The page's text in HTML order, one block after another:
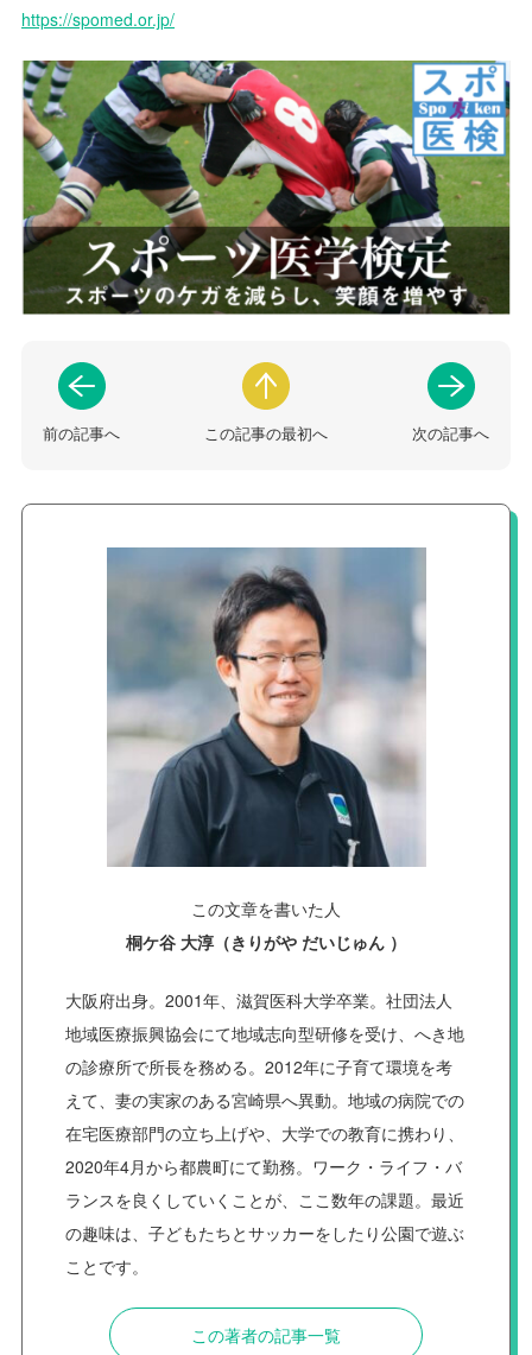
https://spomed.or.jp/
前の記事へ この記事の最初へ 次の記事へ
この文章を書いた人
桐ケ谷 大淳（きりがや だいじゅん ）
大阪府出身。2001年、滋賀医科大学卒業。社団法人
地域医療振興協会にて地域志向型研修を受け、へき地
の診療所で所長を務める。2012年に子育て環境を考
えて、妻の実家のある宮崎県へ異動。地域の病院での
在宅医療部門の立ち上げや、大学での教育に携わり、
2020年4月から都農町にて勤務。ワーク・ライフ・バ
ランスを良くしていくことが、ここ数年の課題。最近
の趣味は、子どもたちとサッカーをしたり公園で遊ぶ
ことです。
この著者の記事一覧